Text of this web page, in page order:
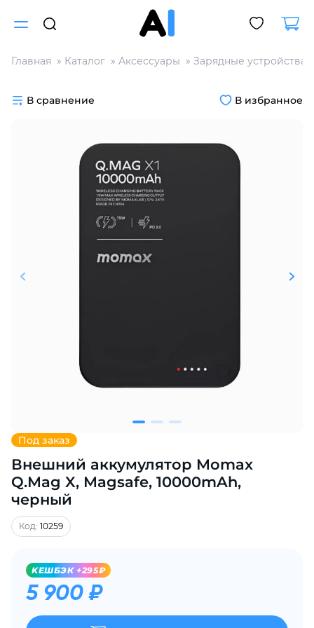
Главная Каталог Аксессуары Зарядные устройства
Под заказ
Внешний аккумулятор Momax
Q.Mag X, Magsafe, 10000mAh,
черный
Код: 10259
KЕШБЭК +295₽
5 900 ₽
В сравнение В избранное
Разбейте
на части
без переплат
График платежей
25
% картой любого банка
Получайте товар
выбранный способом
Оставшиеся
по25%каждые 2 недели
Подробнее